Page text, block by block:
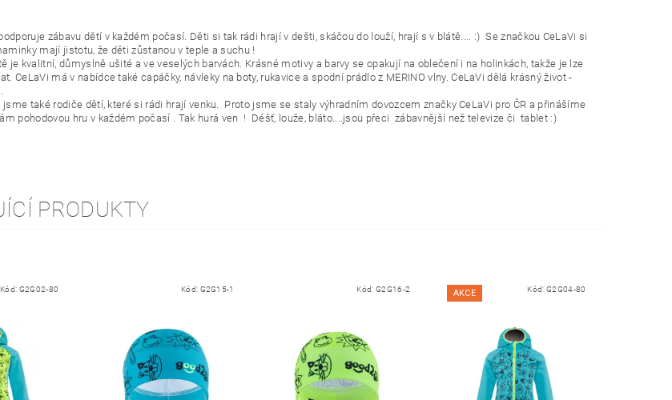
zábavu dětí v každém počasí. Děti si tak rádi hrají v dešti, skáčou do louží, hrají s v blátě.... :) Se značkou CeLaVi si
mají jistotu, že děti zůstanou v teple a suchu !
je kvalitní, důmyslně ušité a ve veselých barvách. Krásné motivy a barvy se opakují na oblečení i na holinkách, takže je lze
CeLaVi má v nabídce také capáčky, návleky na boty, rukavice a spodní prádlo z MERINO vlny. CeLaVi dělá krásný život -
jsme také rodiče dětí, které si rádi hrají venku. Proto jsme se staly výhradním dovozcem značky CeLaVi pro ČR a přinášíme
pohodovou hru v každém počasí . Tak hurá ven ! Déšť, louže, bláto....jsou přeci zábavnější než televize či tablet :)
PRODUKTY
Kód: G2G02-80 Kód: G2G15-1 Kód: G2G16-2 AKCE Kód:G2G04-80